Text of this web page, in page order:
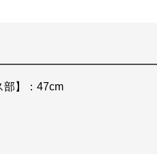
部】：47cm